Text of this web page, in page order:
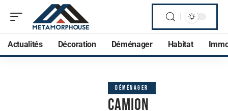
Actualités Décoration Déménager Habitat
DÉMÉNAGER
Camion